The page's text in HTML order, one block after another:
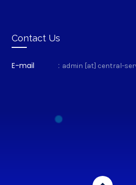
Contact Us
E-mail : admin [at] central-